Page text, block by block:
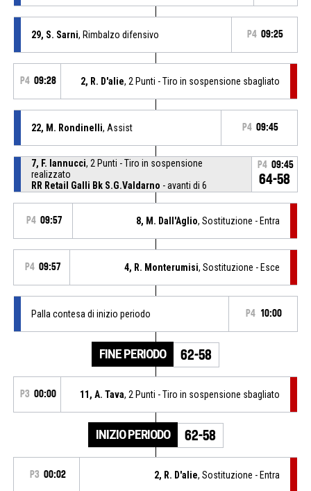
29, S. Sarni, Rimbalzo difensivo P4 09:25
P4 09:28 2, R. D'alie, 2 Punti - Tiro in sospensione sbagliato
22, M. Rondinelli, Assist P4 09:45
7, F. Iannucci, 2 Punti - Tiro in sospensione
realizzato
RR Retail Galli Bk S.G.Valdarno - avanti di 6
P4 09:45
64-58
P4 09:57 8, M. Dall'Aglio, Sostituzione - Entra
P4 09:57 4, R. Monterumisi, Sostituzione - Esce
Palla contesa di inizio periodo P4 10:00
FINE PERIODO 62-58
P3 00:00 11, A. Tava, 2 Punti - Tiro in sospensione sbagliato
INIZIO PERIODO 62-58
P3 00:02 2, R. D'alie, Sostituzione - Entra